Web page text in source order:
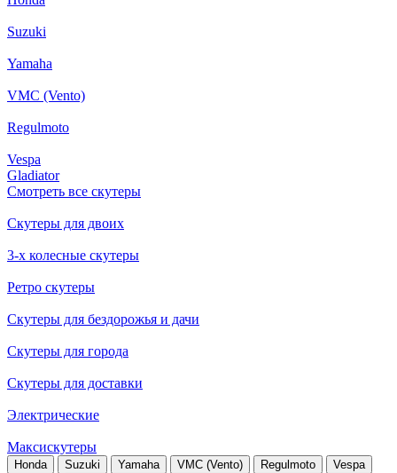
Suzuki
Yamaha
VMC (Vento)
Regulmoto
Vespa
Gladiator
Смотреть все скутеры
Скутеры для двоих
3-х колесные скутеры
Ретро скутеры
Скутеры для бездорожья и дачи
Скутеры для города
Скутеры для доставки
Электрические
Максискутеры
Honda Suzuki Yamaha VMC (Vento) Regulmoto
Vespa